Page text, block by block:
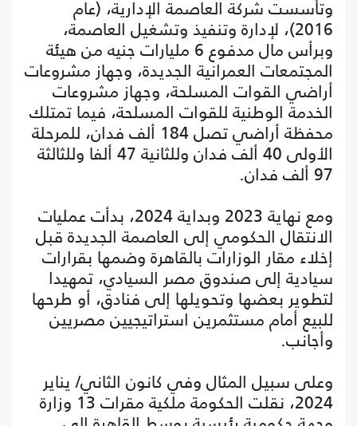
وتأسست شركة العاصمة الإدارية، (عام
2016)، لإدارة وتنفيذ وتشغيل العاصمة،
وبرأس مال مدفوع 6 مليارات جنيه من هيئة
المجتمعات العمرانية الجديدة، وجهاز مشروعات
أراضي القوات المسلحة، وجهاز مشروعات
الخدمة الوطنية للقوات المسلحة، فيما تمتلك
محفظة أراضي تصل 184 ألف فدان، للمرحلة
الأولى 40 ألف فدان وللثانية 47 ألفا وللثالثة
97 ألف فدان.
ومع نهاية 2023 وبداية 2024، بدأت عمليات
الانتقال الحكومي إلى العاصمة الجديدة قبل
إخلاء مقار الوزارات بالقاهرة وضمها بقرارات
سيادية إلى صندوق مصر السيادي، تمهيدا
لتطوير بعضها وتحويلها إلى فنادق، أو طرحها
للبيع أمام مستثمرين استراتيجيين مصريين
وأجانب.
وعلى سبيل المثال وفي كانون الثاني/ يناير
2024، نقلت الحكومة ملكية مقرات 13 وزارة